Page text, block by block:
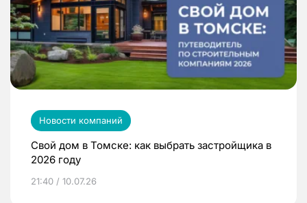
Новости компаний
Свой дом в Томске: как выбрать застройщика в
2026 году
21:40 / 10.07.26